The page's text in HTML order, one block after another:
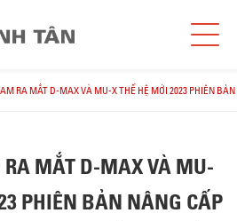
RA MẮT D-MAX VÀ MU-X THẾ HỆ MỚI 2023 PHIÊN
MẮT D-MAX VÀ MU-
PHIÊN BẢN NÂNG CẤP